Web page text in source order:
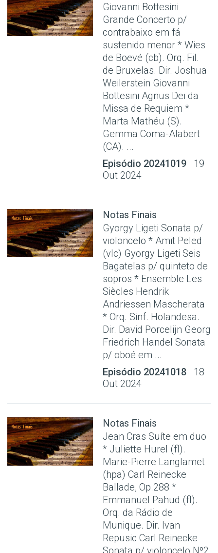
Giovanni Bottesini
Grande Concerto p/
contrabaixo em fá
sustenido menor * Wies
de Boevé (cb). Orq. Fil.
de Bruxelas. Dir. Joshua
Weilerstein Giovanni
Bottesini Agnus Dei da
Missa de Requiem *
Marta Mathéu (S).
Gemma Coma-Alabert
(CA). ...
Episódio 20241019
19
Out 2024
Notas Finais
Gyorgy Ligeti Sonata p/
violoncelo * Amit Peled
(vlc) Gyorgy Ligeti Seis
Bagatelas p/ quinteto de
sopros * Ensemble Les
Siècles Hendrik
Andriessen Mascherata
* Orq. Sinf. Holandesa.
Dir. David Porcelijn Georg
Friedrich Handel Sonata
p/ oboé em ...
Episódio 20241018
18
Out 2024
Notas Finais
Jean Cras Suíte em duo
* Juliette Hurel (fl).
Marie-Pierre Langlamet
(hpa) Carl Reinecke
Ballade, Op.288 *
Emmanuel Pahud (fl).
Orq. da Rádio de
Munique. Dir. Ivan
Repusic Carl Reinecke
Sonata p/ violoncelo Nº2